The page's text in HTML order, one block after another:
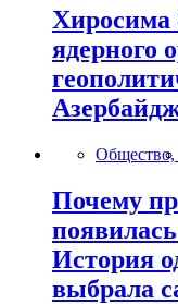
Хиросима
ядерного
Общество,
Почему
История
выбрала